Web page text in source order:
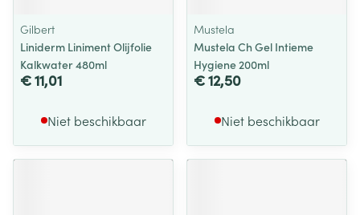
Gilbert
Liniderm Liniment Olijfolie
Kalkwater 480ml
€ 11,01
Niet beschikbaar
Mustela
Mustela Ch Gel Intieme
Hygiene 200ml
€ 12,50
Niet beschikbaar